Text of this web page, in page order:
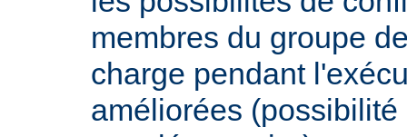
membres du groupe
charge pendant
améliorées